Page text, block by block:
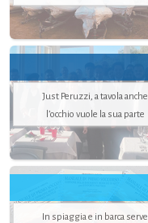
Just Peruzzi, a tavola anche
l’occhio vuole la sua parte
In spiaggia e in barca serve